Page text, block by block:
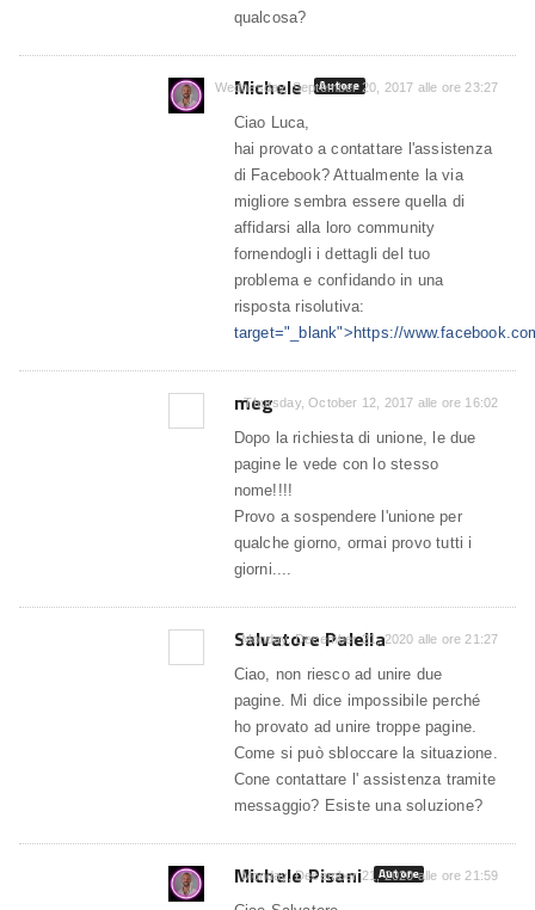
qualcosa?
Michele Autore
Wednesday, September 20, 2017 alle ore 23:27
Ciao Luca,
hai provato a contattare l'assistenza
di Facebook? Attualmente la via
migliore sembra essere quella di
affidarsi alla loro community
fornendogli i dettagli del tuo
problema e confidando in una
risposta risolutiva:
target="_blank">https://
meg
Thursday, October 12, 2017 alle ore 16:02
Dopo la richiesta di unione, le due
pagine le vede con lo stesso
nome!!!!
Provo a sospendere l'unione per
qualche giorno, ormai provo tutti i
giorni....
Salvatore Palella
Monday, December 21, 2020 alle ore 21:27
Ciao, non riesco ad unire due
pagine. Mi dice impossibile perché
ho provato ad unire troppe pagine.
Come si può sbloccare la situazione.
Cone contattare l' assistenza tramite
messaggio? Esiste una soluzione?
Michele Pisani Autore
Monday, December 21, 2020 alle ore 21:59